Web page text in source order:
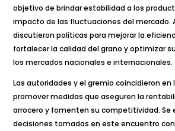
objetivo de brindar estabilidad a los
impacto de las fluctuaciones del mercado.
discutieron políticas para mejorar la
fortalecer la calidad del grano y optimizar
los mercados nacionales e internacionales.
Las autoridades y el gremio coincidieron en
promover medidas que aseguren la
arrocero y fomenten su competitividad. Se
decisiones tomadas en este encuentro